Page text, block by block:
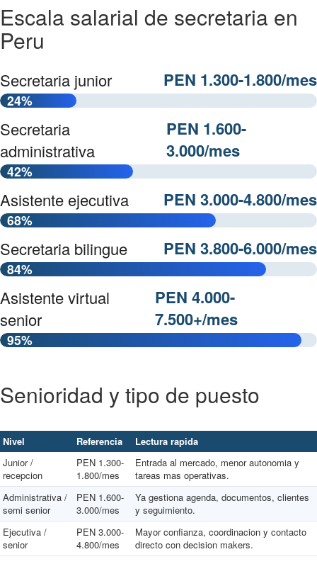
Escala salarial de secretaria en
Peru
Secretaria junior PEN 1.300-1.800/mes
24%
Secretaria
administrativa
PEN 1.600-
3.000/mes
42%
Asistente ejecutiva PEN 3.000-4.800/mes
68%
Secretaria bilingue PEN 3.800-6.000/mes
84%
Asistente virtual
senior
PEN 4.000-
7.500+/mes
95%
Senioridad y tipo de puesto
Nivel Referencia
Lectura rapida
Junior /
recepcion
PEN 1.300-
1.800/mes
Entrada al mercado, menor autonomia y
tareas mas operativas.
Administrativa /
semi senior
PEN 1.600-
3.000/mes
Ya gestiona agenda, documentos, clientes
y seguimiento.
Ejecutiva /
senior
PEN 3.000-
4.800/mes
Mayor confianza, coordinacion y contacto
directo con decision makers.